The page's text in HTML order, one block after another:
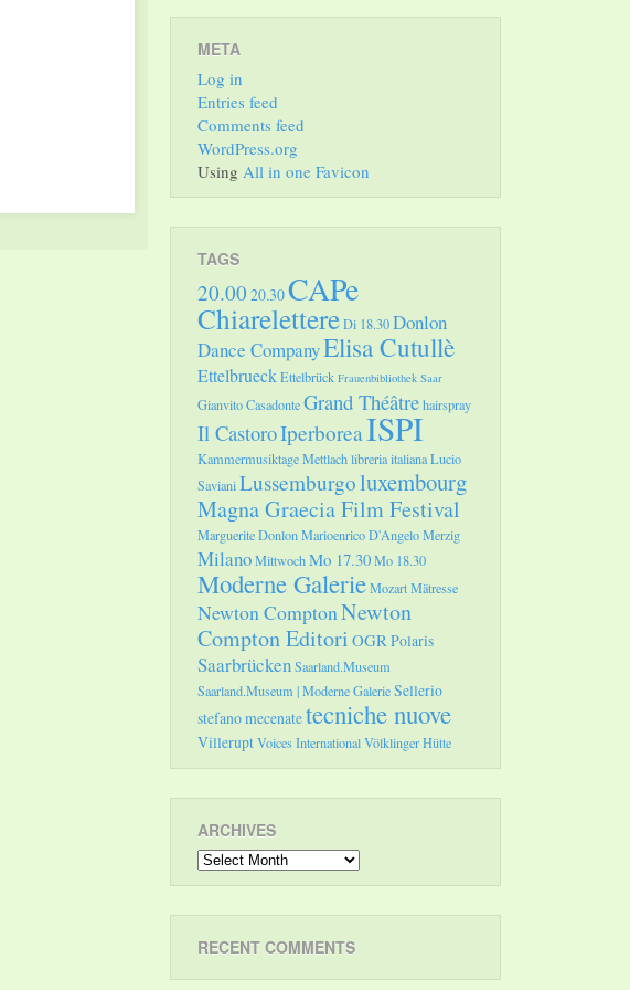
META
Log in
Entries feed
Comments feed
WordPress.org
Using All in one Favicon
TAGS
20.00 20.30CAPe
ChiarelettereDi 18.30Donlon
Dance CompanyElisa Cutullè
EttelbrueckEttelbrück Frauenbibliothek Saar
Gianvito CasadonteGrand Théâtrehairspray
Il CastoroIperboreaISPI
Kammermusiktage Mettlachlibreria italianaLucio
SavianiLussemburgoluxembourg
Magna Graecia Film Festival
Marguerite DonlonMarioenrico D'AngeloMerzig
MilanoMittwochMo 17.30Mo 18.30
Moderne GalerieMozartMätresse
Newton ComptonNewton
Compton Editori OGRPolaris
SaarbrückenSaarland.Museum
Saarland.Museum | Moderne GalerieSellerio
stefano mecenatetecniche nuove
VilleruptVoices InternationalVölklinger Hütte
ARCHIVES
Archives
RECENT COMMENTS